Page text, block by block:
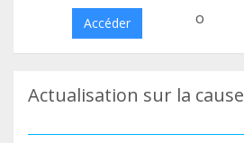
Accéder o
Actualisation sur la cause